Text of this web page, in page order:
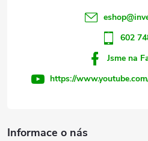
Informace o nás
eshop@
602
Jsme na
https://